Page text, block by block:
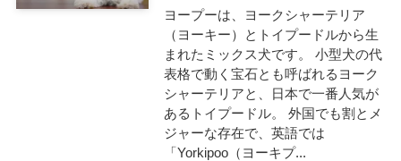
ヨープーは、ヨークシャーテリア
（ヨーキー）とトイプードルから生
まれたミックス犬です。 小型犬の代
表格で動く宝石とも呼ばれるヨーク
シャーテリアと、日本で一番人気が
あるトイプードル。 外国でも割とメ
ジャーな存在で、英語では
「Yorkipoo（ヨーキプ...